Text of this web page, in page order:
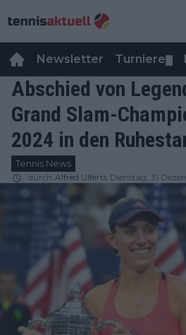
Newsletter Turniere
Abschied von
Grand Slam-
2024 in den
Tennis News
durch Alfred Ulferts Dienstag, 31